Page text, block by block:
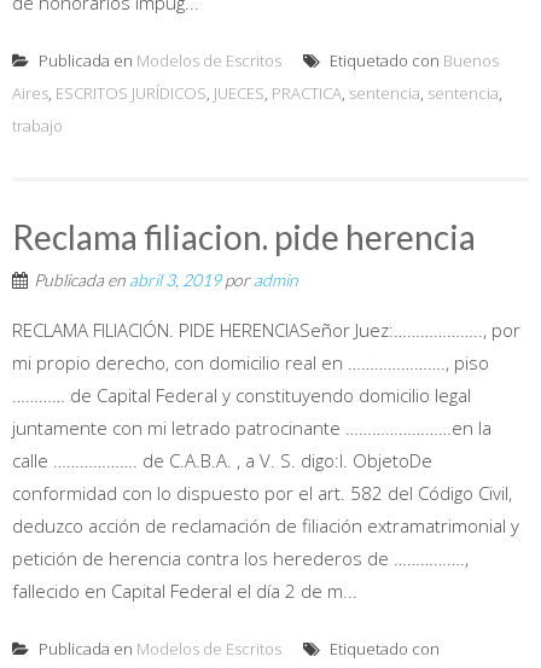
Publicada en Modelos de Escritos Etiquetado con Buenos
Aires, ESCRITOS JURÍDICOS, JUECES, PRACTICA, sentencia, sentencia,
trabajo
Reclama filiacion. pide herencia
Publicada en abril 3, 2019poradmin
RECLAMA FILIACIÓN. PIDE HERENCIASeñor Juez:……………….., por
mi propio derecho, con domicilio real en …………………., piso
………… de Capital Federal y constituyendo domicilio legal
juntamente con mi letrado patrocinante ……………………en la
calle ………………. de C.A.B.A. , a V. S. digo:I. ObjetoDe
conformidad con lo dispuesto por el art. 582 del Código Civil,
deduzco acción de reclamación de filiación extramatrimonial y
petición de herencia contra los herederos de …………….,
fallecido en Capital Federal el día 2 de m...
Publicada en Modelos de Escritos
Etiquetado con